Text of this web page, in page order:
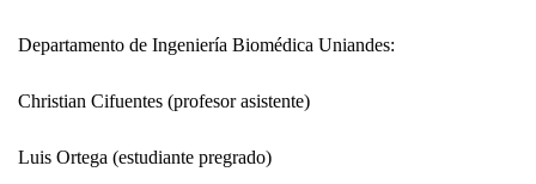
Departamento de Ingeniería Biomédica Uniandes:
Christian Cifuentes (profesor asistente)
Luis Ortega (estudiante pregrado)